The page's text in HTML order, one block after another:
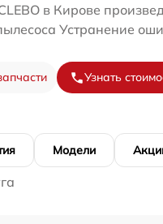
в Кирове
Устранение
Узнать
Модели